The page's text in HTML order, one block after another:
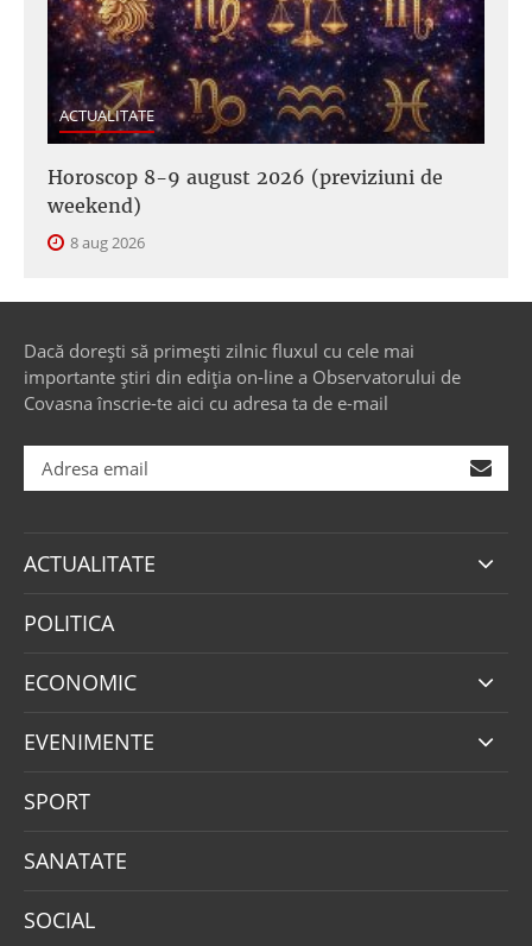
ACTUALITATE
Horoscop 8-9 august 2026 (previziuni de
weekend)
8 aug 2026
Dacă dorești să primești zilnic fluxul cu cele mai
importante știri din ediția on-line a Observatorului de
Covasna înscrie-te aici cu adresa ta de e-mail
ACTUALITATE
POLITICA
ECONOMIC
EVENIMENTE
SPORT
SANATATE
SOCIAL